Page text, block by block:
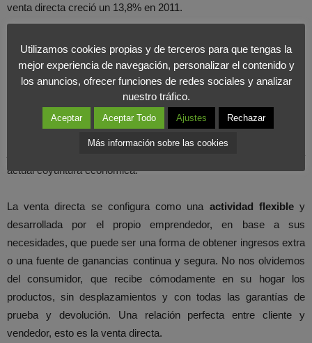
venta directa creció un 13,8% en 2011.
La venta directa ofrece una atrayente forma de emprender y
obtener ingresos a través de la oportunidad de crear un negocio
con una baja o nula inversión inicial. La dedicación y el esfuerzo
destinado a la venta a domicilio revierten en uno mismo, siendo
proporcionales a los ingresos que se obtienen. Este sector
actual coyuntura económica.
La venta directa se configura como una actividad flexibley
desarrollada por el propio emprendedor, en base a sus
necesidades, que puede ser una forma de obtener ingresos extra
o una fuente de ganancias continua y segura. No nos olvidemos
del consumidor, que recibe cómodamente en su hogar los
productos, sin desplazamientos y con todas las garantías de
prueba y devolución. Una relación perfecta entre cliente y
vendedor, esto es la venta directa.
Utilizamos cookies propias y de terceros para que tengas la
mejor experiencia de navegación, personalizar el contenido y
los anuncios, ofrecer funciones de redes sociales y analizar
nuestro tráfico.
Aceptar Aceptar Todo Ajustes Rechazar
Más información sobre las cookies